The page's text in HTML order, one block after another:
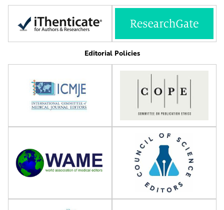
Editorial Policies